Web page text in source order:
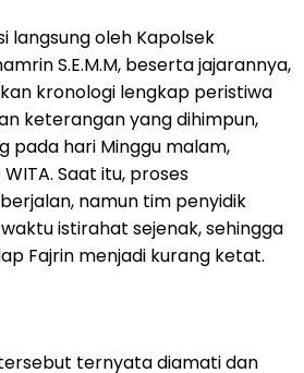
langsung oleh Kapolsek
S.E.M.M, beserta jajarannya,
kronologi lengkap peristiwa
keterangan yang dihimpun,
pada hari Minggu malam,
Saat itu, proses
namun tim penyidik
istirahat sejenak, sehingga
Fajrin menjadi kurang ketat.
ternyata diamati dan